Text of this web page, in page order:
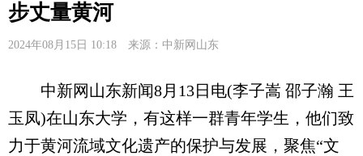
步丈量黄河
2024年08月15日 10:18 来源：中新网山东
中新网山东新闻8月13日电(李子嵩 邵子瀚 王
玉凤)在山东大学，有这样一群青年学生，他们致
力于黄河流域文化遗产的保护与发展，聚焦“文